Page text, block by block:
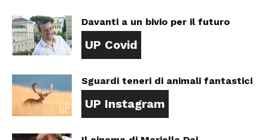
Davanti a un bivio per il futuro
UP Covid
Sguardi teneri di animali fantastici
UP Instagram